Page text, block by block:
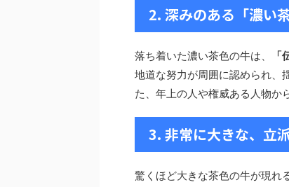
2. 深みのある「濃い
落ち着いた濃い茶色の牛は、
地道な努力が周囲に認められ、
た、年上の人や権威ある人物か
3. 非常に大きな、立
驚くほど大きな茶色の牛が現れ